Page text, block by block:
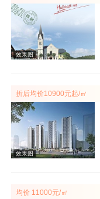
效果图
折后均价10900元起/㎡
均价 11000元/㎡